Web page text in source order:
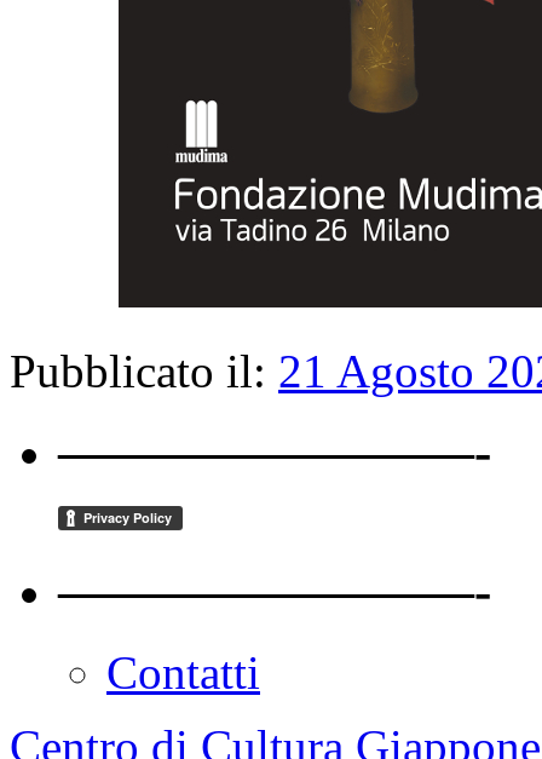
Pubblicato il: 21 Agosto
————————-
————————-
Contatti
Centro di Cultura